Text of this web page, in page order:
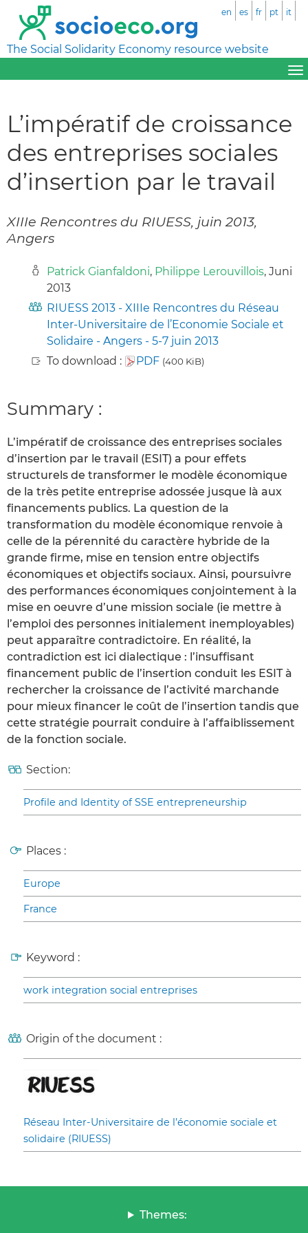
The Social Solidarity Economy resource website
en es fr pt it
L’impératif de croissance
des entreprises sociales
d’insertion par le travail
XIIIe Rencontres du RIUESS, juin 2013,
Angers
Patrick Gianfaldoni, Philippe Lerouvillois, Juni
2013
RIUESS 2013 - XIIIe Rencontres du Réseau
Inter-Universitaire de l’Economie Sociale et
Solidaire - Angers - 5-7 juin 2013
To download :
PDF (400 KiB)
Summary :
L’impératif de croissance des entreprises sociales
d’insertion par le travail (ESIT) a pour effets
structurels de transformer le modèle économique
de la très petite entreprise adossée jusque là aux
financements publics. La question de la
transformation du modèle économique renvoie à
celle de la pérennité du caractère hybride de la
grande firme, mise en tension entre objectifs
économiques et objectifs sociaux. Ainsi, poursuivre
des performances économiques conjointement à la
mise en oeuvre d’une mission sociale (ie mettre à
l’emploi des personnes initialement inemployables)
peut apparaître contradictoire. En réalité, la
contradiction est ici dialectique : l’insuffisant
financement public de l’insertion conduit les ESIT à
rechercher la croissance de l’activité marchande
pour mieux financer le coût de l’insertion tandis que
cette stratégie pourrait conduire à l’affaiblissement
de la fonction sociale.
Section:
Profile and Identity of SSE entrepreneurship
Places :
Europe
France
Keyword :
work integration social entreprises
Origin of the document :
Réseau Inter-Universitaire de l’économie sociale et
solidaire (RIUESS)
Themes: